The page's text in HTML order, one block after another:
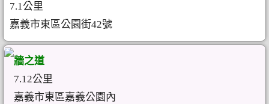
7.1公里
嘉義市東區公園街42號
牆之道
7.12公里
嘉義市東區嘉義公園內